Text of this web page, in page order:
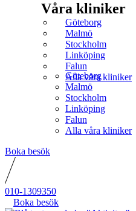
Våra kliniker
Göteborg
Malmö
Stockholm
Linköping
Falun
Alla våra kliniker
Göteborg
Malmö
Stockholm
Linköping
Falun
Alla våra kliniker
Boka besök
010-1309350
Boka besök